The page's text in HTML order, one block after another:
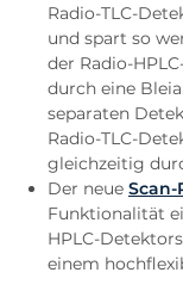
Radio-TLC-
und spart so
der Radio-
durch eine
separaten
Radio-TLC-
gleichzeitig
Der neue Scan-
Funktionalität
HPLC-
einem